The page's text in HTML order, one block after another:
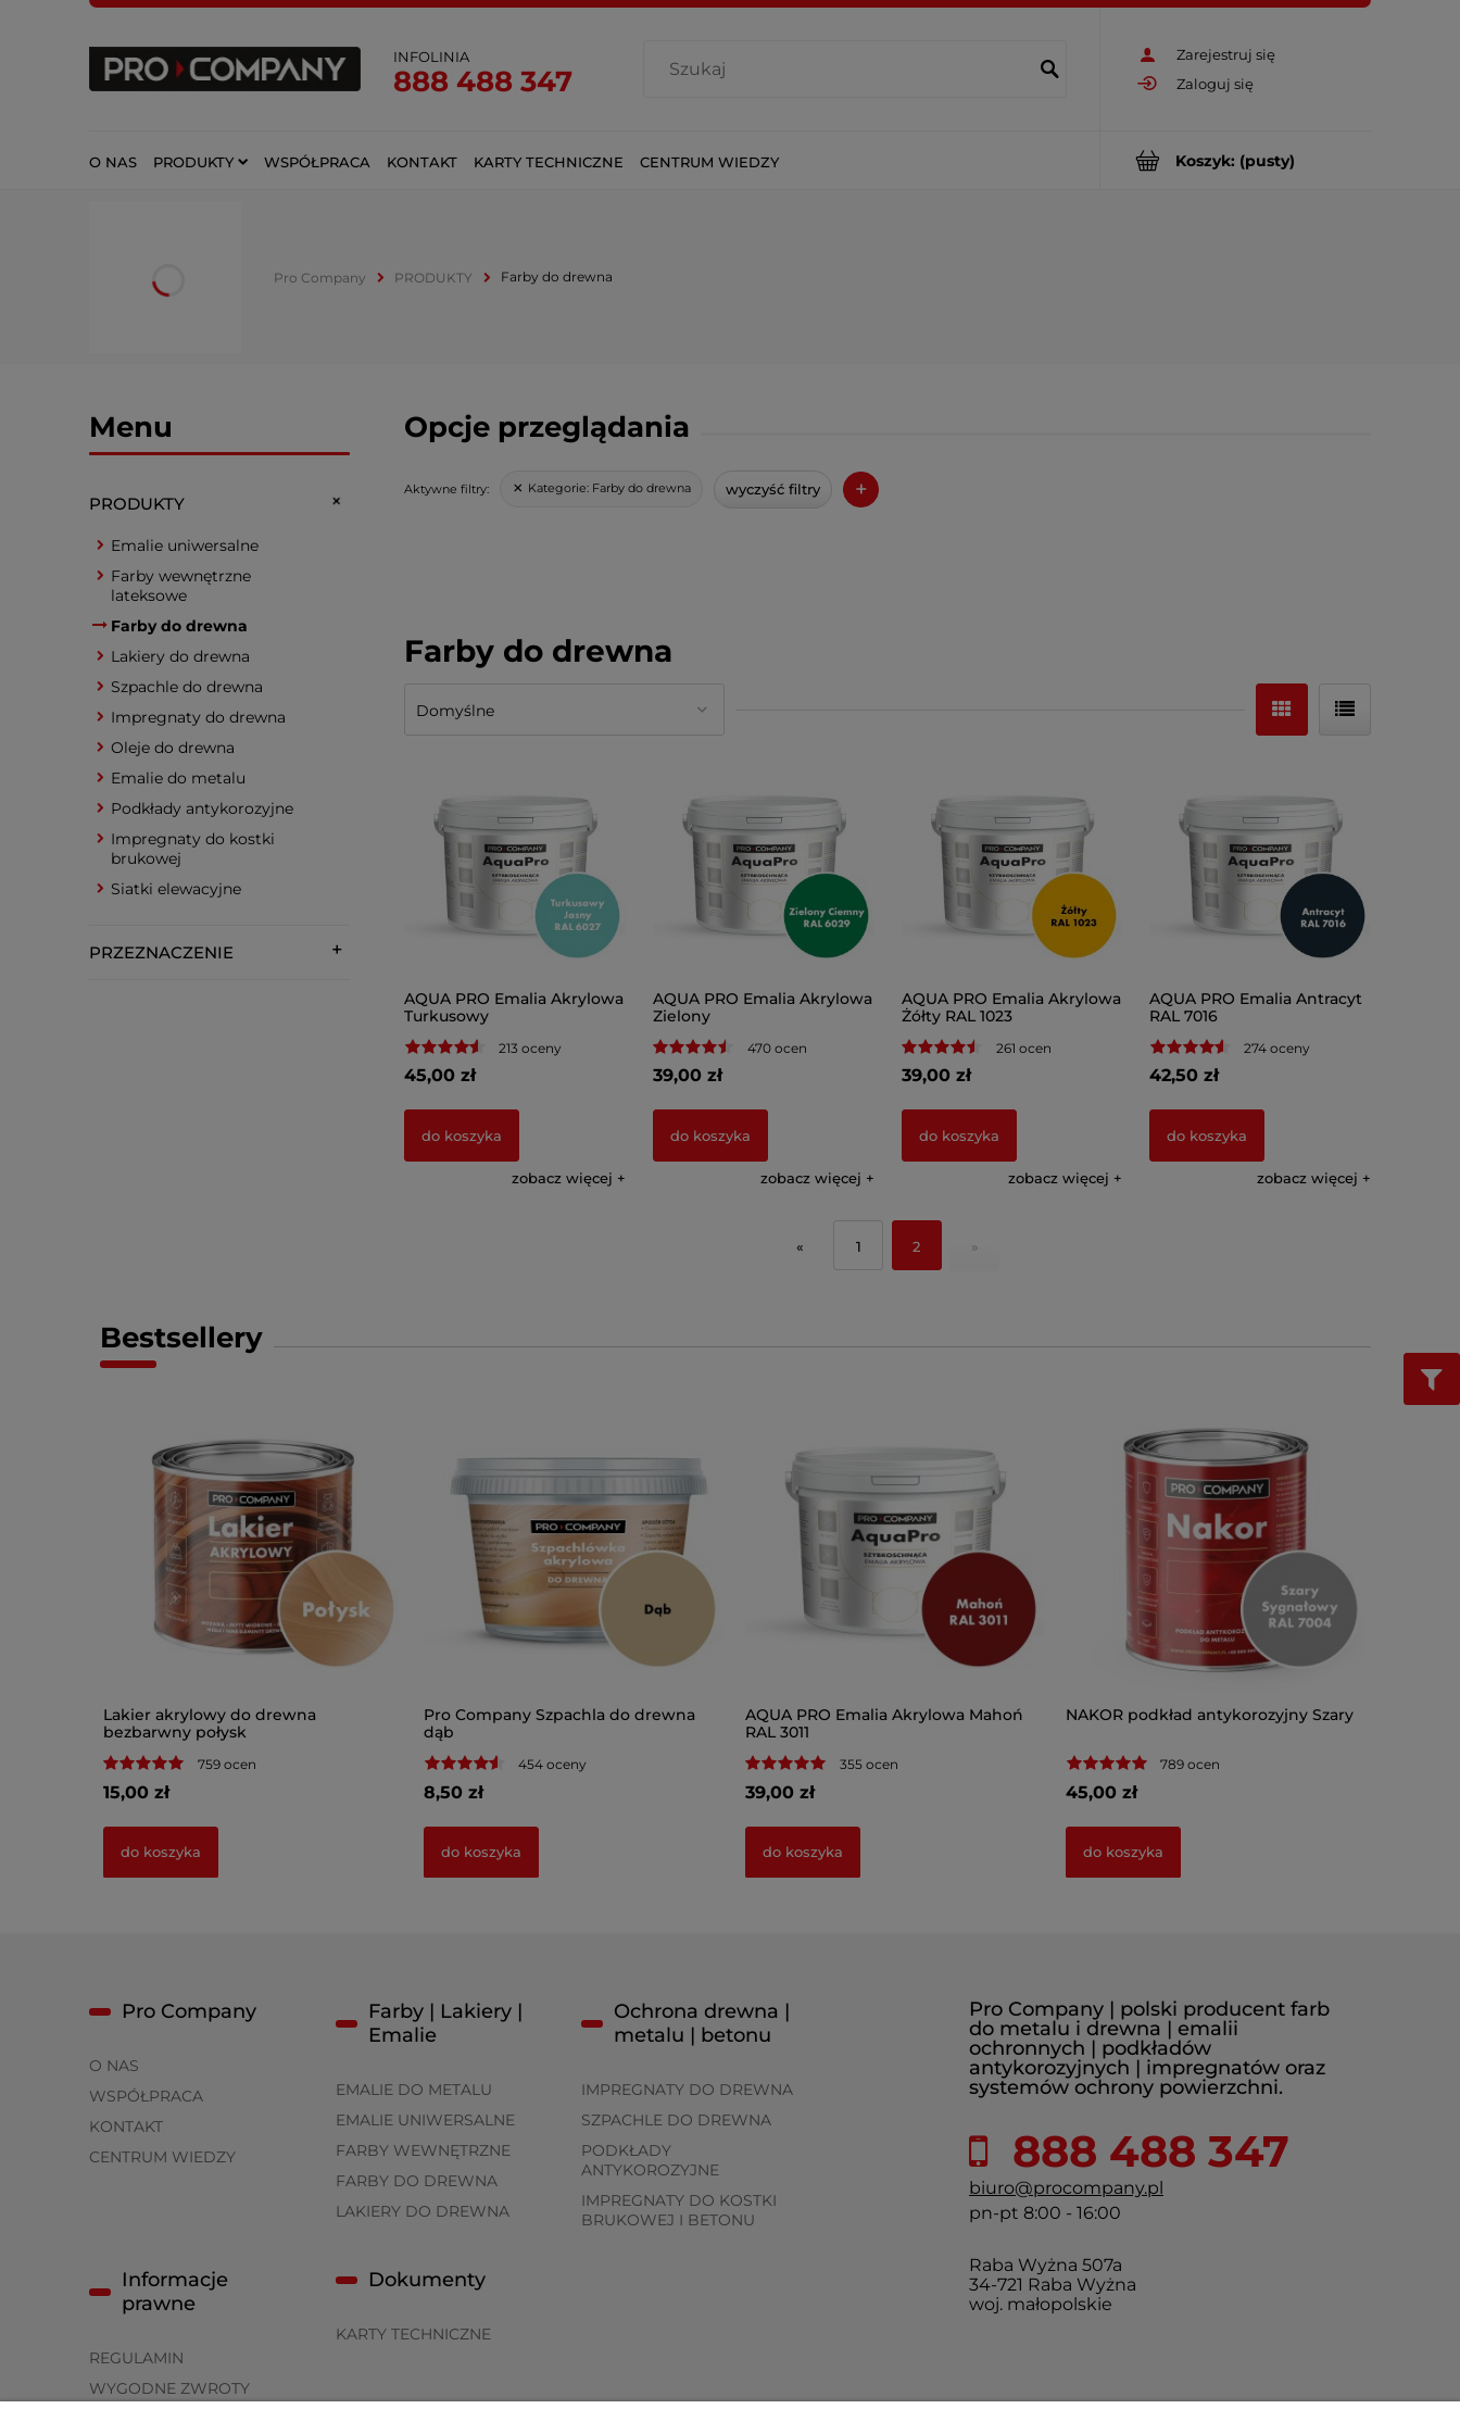
Zarejestruj się
Zaloguj się
INFOLINIA
888 488 347
Koszyk: (pusty)
O NAS PRODUKTY WSPÓŁPRACA KONTAKT KARTY TECHNICZNE CENTRUM WIEDZY
Pro Company PRODUKTY Farby do drewna
Menu
PRODUKTY
Emalie uniwersalne
Farby wewnętrzne
lateksowe
Farby do drewna
Lakiery do drewna
Szpachle do drewna
Impregnaty do drewna
Oleje do drewna
Emalie do metalu
Podkłady antykorozyjne
Impregnaty do kostki
brukowej
Siatki elewacyjne
PRZEZNACZENIE
Opcje przeglądania
Aktywne filtry: Kategorie: Farby do drewna wyczyść filtry +
Farby do drewna
AQUA PRO Emalia Akrylowa
Turkusowy
213 oceny
45,00 zł
do koszyka
zobacz więcej
AQUA PRO Emalia Akrylowa
Zielony
470 ocen
39,00 zł
do koszyka
zobacz więcej
AQUA PRO Emalia Akrylowa
Żółty RAL 1023
261 ocen
39,00 zł
do koszyka
zobacz więcej
AQUA PRO Emalia Antracyt
RAL 7016
274 oceny
42,50 zł
do koszyka
zobacz więcej
« 1 2 »
Bestsellery
Lakier akrylowy do drewna
bezbarwny połysk
759 ocen
15,00 zł
do koszyka
Pro Company Szpachla do drewna
dąb
454 oceny
8,50 zł
do koszyka
AQUA PRO Emalia Akrylowa Mahoń
RAL 3011
355 ocen
39,00 zł
do koszyka
NAKOR podkład antykorozyjny Szary
789 ocen
45,00 zł
do koszyka
Pro Company | polski producent farb
do metalu i drewna | emalii
ochronnych | podkładów
antykorozyjnych | impregnatów oraz
systemów ochrony powierzchni.
888 488 347
biuro@procompany.pl
pn-pt 8:00 - 16:00
Raba Wyżna 507a
34-721 Raba Wyżna
woj. małopolskie
Pro Company
O NAS
WSPÓŁPRACA
KONTAKT
CENTRUM WIEDZY
Farby | Lakiery |
Emalie
EMALIE DO METALU
EMALIE UNIWERSALNE
FARBY WEWNĘTRZNE
FARBY DO DREWNA
LAKIERY DO DREWNA
Ochrona drewna |
metalu | betonu
IMPREGNATY DO DREWNA
SZPACHLE DO DREWNA
PODKŁADY
ANTYKOROZYJNE
IMPREGNATY DO KOSTKI
BRUKOWEJ I BETONU
Informacje
prawne
REGULAMIN
WYGODNE ZWROTY
Dokumenty
KARTY TECHNICZNE